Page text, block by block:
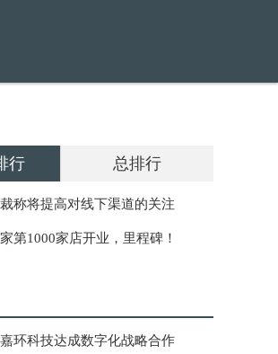
行 总排行
称将提高对线下渠道的关注
第1000家店开业，里程碑！
环科技达成数字化战略合作